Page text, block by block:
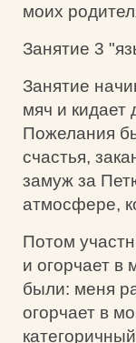
моих
Занятие 3
Занятие
мяч и кидает
Пожелания
счастья,
замуж за
атмосфере,
Потом
и огорчает
были: меня
огорчает в